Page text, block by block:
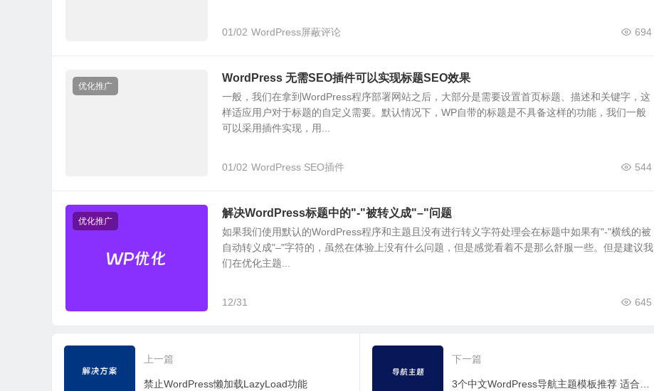
01/02 694
WordPress屏蔽评论
优化推广
WordPress 无需SEO插件可以实现标题SEO效果
一般，我们在拿到WordPress程序部署网站之后，大部分是需要设置首页标题、描述和关键字，这
样适应用户对于标题的自定义需要。默认情况下，WP自带的标题是不具备这样的功能，我们一般
可以采用插件实现，用...
01/02 544
WordPress SEO插件
优化推广
解决WordPress标题中的"-"被转义成"–"问题
如果我们使用默认的WordPress程序和主题且没有进行转义字符处理会在标题中如果有"-"横线的被
自动转义成"–"字符的，虽然在体验上没有什么问题，但是感觉看着不是那么舒服一些。但是建议我
们在优化主题...
12/31 645
上一篇
禁止WordPress懒加载LazyLoad功能
下一篇
3个中文WordPress导航主题模板推荐 适合目录导航网站